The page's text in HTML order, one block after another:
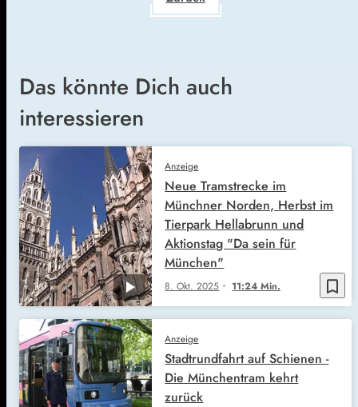
Das könnte Dich auch
interessieren
bookmark_border
Anzeige
8. Okt. 2025 11:24 Min.
Neue Tramstrecke im
Münchner Norden, Herbst im
Tierpark Hellabrunn und
Aktionstag "Da sein für
München"
Anzeige
Stadtrundfahrt auf Schienen -
Die Münchentram kehrt
zurück